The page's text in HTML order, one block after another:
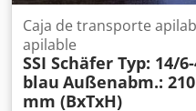
Caja de transporte
apilable
SSI Schäfer Typ: 14/
blau Außenabm.:
mm (BxTxH)